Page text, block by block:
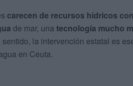
carecen de recursos hídricos
de mar, una tecnología mucho
la intervención estatal es
en Ceuta.